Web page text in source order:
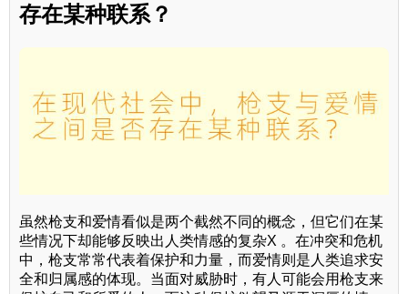
存在某种联系？
虽然枪支和爱情看似是两个截然不同的概念，但它们在某
些情况下却能够反映出人类情感的复杂X 。在冲突和危机
中，枪支常常代表着保护和力量，而爱情则是人类追求安
全和归属感的体现。当面对威胁时，有人可能会用枪支来